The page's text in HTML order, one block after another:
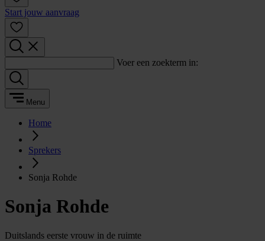
Start jouw aanvraag
Voer een zoekterm in:
Menu
Home
Sprekers
Sonja Rohde
Sonja Rohde
Duitslands eerste vrouw in de ruimte